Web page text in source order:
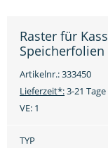
Raster für
Speicherfolien
Artikelnr.: 333450
Lieferzeit*:3-21 Tage
VE: 1
TYP